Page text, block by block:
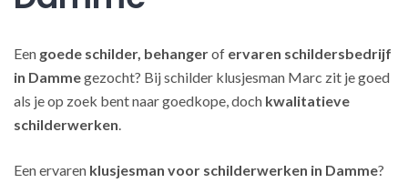
Een goede schilder, behangerof ervaren schildersbedrijf
in Dammegezocht? Bij schilder klusjesman Marc zit je goed
als je op zoek bent naar goedkope, doch kwalitatieve
schilderwerken.
Een ervaren klusjesman voor schilderwerken in Damme?